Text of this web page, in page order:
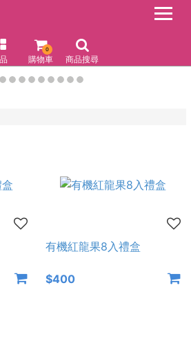
購物車
0
商品搜尋
有機紅龍果8入禮盒
$400